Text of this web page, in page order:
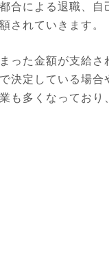
合による退職、自
されていきます。
った金額が支給
決定している場
も多くなっており